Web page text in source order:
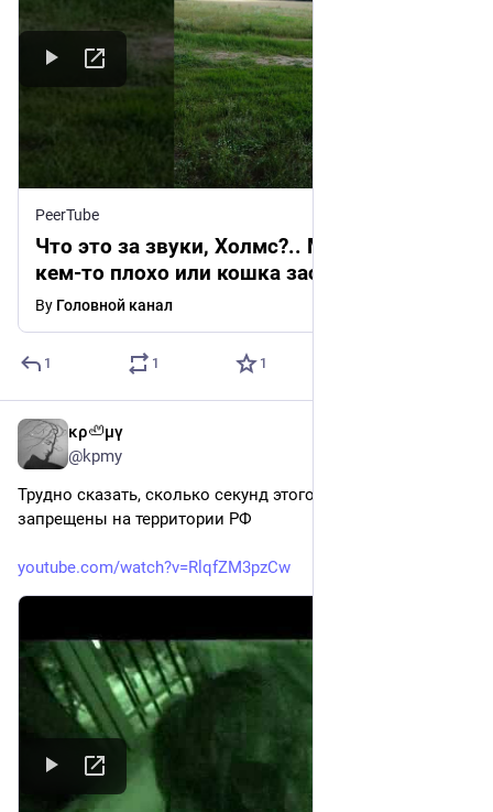
PeerTube
Что это за звуки, Холмс?.. Может это с
кем-то плохо или кошка застряла в
трубе?
By Головной канал
1 1 1
κρ🦥μγ
@kpmy
Трудно сказать, сколько секунд этого клипа НЕ
запрещены на территории РФ
youtube.com/watch?v=RlqfZM3pzCw